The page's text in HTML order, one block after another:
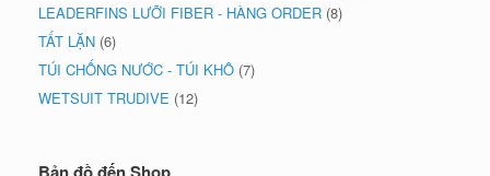
LEADERFINS LƯỠI FIBER - HÀNG ORDER (8)
TẤT LẶN (6)
TÚI CHỐNG NƯỚC - TÚI KHÔ (7)
WETSUIT TRUDIVE (12)